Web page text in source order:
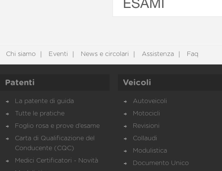
Chi siamo Eventi News e circolari Assistenza Faq
Patenti
La patente di guida
Tutte le pratiche
Foglio rosa e prove d’esame
Carta di Qualificazione del
Conducente (CQC)
Medici Certificatori - Novità
Veicoli
Autoveicoli
Motocicli
Revisioni
Collaudi
Modulistica
Documento Unico